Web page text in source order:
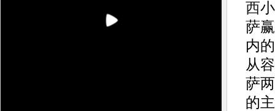
西
萨
内
从
萨
的